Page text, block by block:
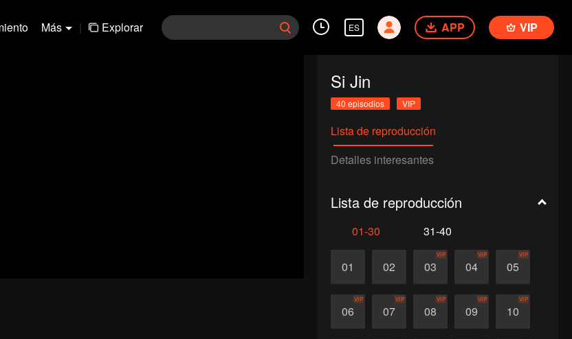
Más | Explorar ES APP VIP
Si Jin
40 episodios VIP
Lista de reproducción
Detalles interesantes
Lista de reproducción
01-30 31-40
01 02 03
VIP
04
VIP
05
VIP
06
VIP
07
VIP
08
VIP
09
VIP
10
VIP